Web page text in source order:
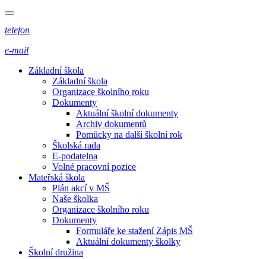
telefon
e-mail
Základní škola
Základní škola
Organizace školního roku
Dokumenty
Aktuální školní dokumenty
Archiv dokumentů
Pomůcky na další školní rok
Školská rada
E-podatelna
Volné pracovní pozice
Mateřská škola
Plán akcí v MŠ
Naše školka
Organizace školního roku
Dokumenty
Formuláře ke stažení Zápis MŠ
Aktuální dokumenty školky
Školní družina